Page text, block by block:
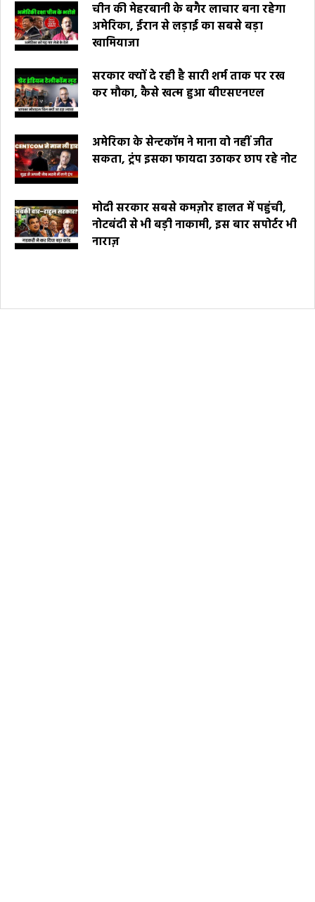
चीन की मेहरबानी के बगैर लाचार बना रहेगा
अमेरिका, ईरान से लड़ाई का सबसे बड़ा
खामियाजा
सरकार क्यों दे रही है सारी शर्म ताक पर रख
कर मौका, कैसे खत्म हुआ बीएसएनएल
अमेरिका के सेन्टकॉम ने माना वो नहीं जीत
सकता, ट्रंप इसका फायदा उठाकर छाप रहे नोट
मोदी सरकार सबसे कमज़ोर हालत में पहुंची,
नोटबंदी से भी बड़ी नाकामी, इस बार सपोर्टर भी
नाराज़